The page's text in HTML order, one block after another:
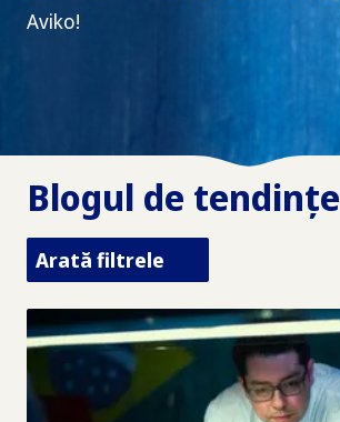
Aviko!
Blogul de tendințe
Arată filtrele